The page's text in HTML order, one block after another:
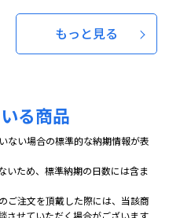
もっと見る
る商品
ない場合の標準的な納期情報が表
いため、標準納期の日数には含ま
ご注文を頂戴した際には、当該商
させていただく場合がございます